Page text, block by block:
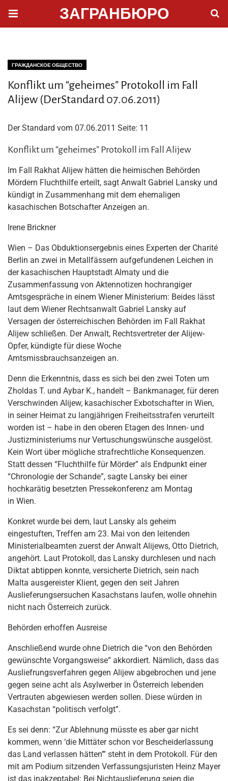
ЗАГРАНБЮРО
ГРАЖДАНСКОЕ ОБЩЕСТВО
Konflikt um “geheimes” Protokoll im Fall
Alijew (DerStandard 07.06.2011)
Der Standard vom 07.06.2011 Seite: 11
Konflikt um “geheimes” Protokoll im Fall Alijew
Im Fall Rakhat Alijew hätten die heimischen Behörden
Mördern Fluchthilfe erteilt, sagt Anwalt Gabriel Lansky und
kündigt in Zusammenhang mit dem ehemaligen
kasachischen Botschafter Anzeigen an.
Irene Brickner
Wien – Das Obduktionsergebnis eines Experten der Charité
Berlin an zwei in Metallfässern aufgefundenen Leichen in
der kasachischen Hauptstadt Almaty und die
Zusammenfassung von Aktennotizen hochrangiger
Amtsgespräche in einem Wiener Ministerium: Beides lässt
laut dem Wiener Rechtsanwalt Gabriel Lansky auf
Versagen der österreichischen Behörden im Fall Rakhat
Alijew schließen. Der Anwalt, Rechtsvertreter der Alijew-
Opfer, kündigte für diese Woche
Amtsmissbrauchsanzeigen an.
Denn die Erkenntnis, dass es sich bei den zwei Toten um
Zholdas T. und Aybar K., handelt – Bankmanager, für deren
Verschwinden Alijew, kasachischer Exbotschafter in Wien,
in seiner Heimat zu langjährigen Freiheitsstrafen verurteilt
worden ist – habe in den oberen Etagen des Innen- und
Justizministeriums nur Vertuschungswünsche ausgelöst.
Kein Wort über mögliche strafrechtliche Konsequenzen.
Statt dessen “Fluchthilfe für Mörder” als Endpunkt einer
“Chronologie der Schande”, sagte Lansky bei einer
hochkarätig besetzten Pressekonferenz am Montag
in Wien.
Konkret wurde bei dem, laut Lansky als geheim
eingestuften, Treffen am 23. Mai von den leitenden
Ministerialbeamten zuerst der Anwalt Alijews, Otto Dietrich,
angehört. Laut Protokoll, das Lansky durchlesen und nach
Diktat abtippen konnte, versicherte Dietrich, sein nach
Malta ausgereister Klient, gegen den seit Jahren
Auslieferungsersuchen Kasachstans laufen, wolle ohnehin
nicht nach Österreich zurück.
Behörden erhoffen Ausreise
Anschließend wurde ohne Dietrich die “von den Behörden
gewünschte Vorgangsweise” akkordiert. Nämlich, dass das
Ausliefrungsverfahren gegen Alijew abgebrochen und jene
gegen seine acht als Asylwerber in Österreich lebenden
Vertrauten abgewiesen werden sollen. Diese würden in
Kasachstan “politisch verfolgt”.
Es sei denn: “Zur Ablehnung müsste es aber gar nicht
kommen, wenn ‘die Mittäter schon vor Bescheiderlassung
das Land verlassen hätten’” steht in dem Protokoll. Für den
mit am Podium sitzenden Verfassungsjuristen Heinz Mayer
ist das inakzeptabel: Bei Nichtauslieferung seien die